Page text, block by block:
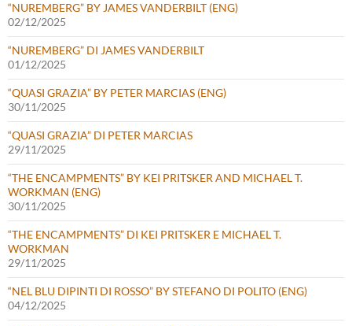
“NUREMBERG” BY JAMES VANDERBILT (ENG)
02/12/2025
“NUREMBERG” DI JAMES VANDERBILT
01/12/2025
“QUASI GRAZIA” BY PETER MARCIAS (ENG)
30/11/2025
“QUASI GRAZIA” DI PETER MARCIAS
29/11/2025
“THE ENCAMPMENTS” BY KEI PRITSKER AND MICHAEL T.
WORKMAN (ENG)
30/11/2025
“THE ENCAMPMENTS” DI KEI PRITSKER E MICHAEL T.
WORKMAN
29/11/2025
“NEL BLU DIPINTI DI ROSSO” BY STEFANO DI POLITO (ENG)
04/12/2025